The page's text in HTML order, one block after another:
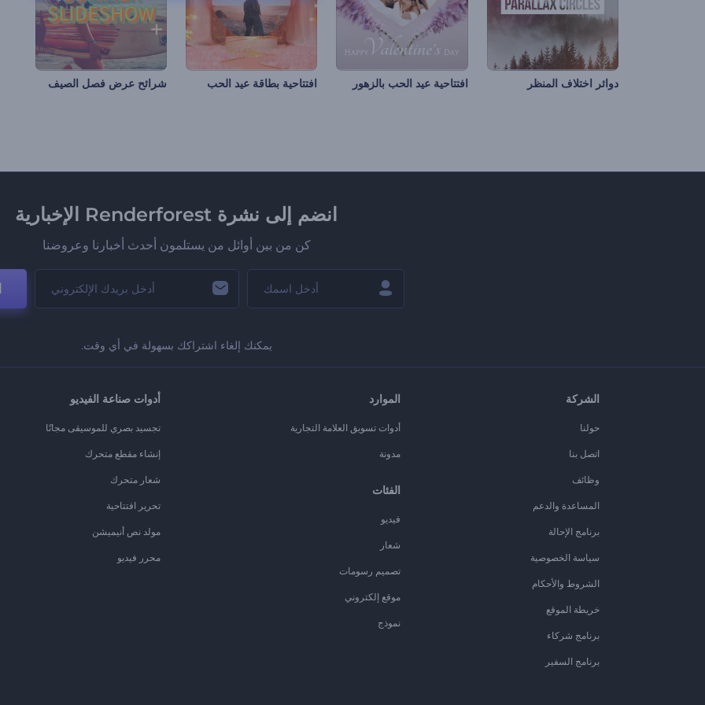
دوائر اختلاف المنظر افتتاحية عيد الحب بالزهور افتتاحية بطاقة عيد الحب شرائح عرض فصل الصيف
انضم إلى نشرة Renderforest الإخبارية
كن من بين أوائل من يستلمون أحدث أخبارنا وعروضنا
يمكنك إلغاء اشتراكك بسهولة في أي وقت.
الشركة
حولنا
اتصل بنا
وظائف
المساعدة والدعم
برنامج الإحالة
سياسة الخصوصية
الشروط والأحكام
خريطة الموقع
برنامج شركاء
برنامج السفير
الموارد
أدوات تسويق العلامة التجارية
مدونة
الفئات
فيديو
شعار
تصميم رسومات
موقع إلكتروني
نموذج
أدوات صناعة الفيديو
تجسيد بصري للموسيقى مجانًا
إنشاء مقطع متحرك
شعار متحرك
تحرير افتتاحية
مولد نص أنيميشن
محرر فيديو